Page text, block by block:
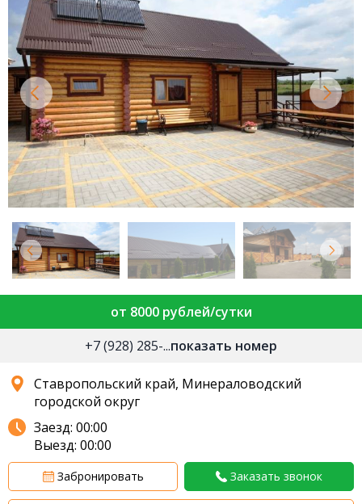
от 8000 рублей/сутки
+7 (928) 285-...показать номер
Ставропольский край, Минераловодский
городской округ
Заезд: 00:00
Выезд: 00:00
Забронировать Заказать звонок
Красноборский район
Онежский район
Северодвинск Устьянский район